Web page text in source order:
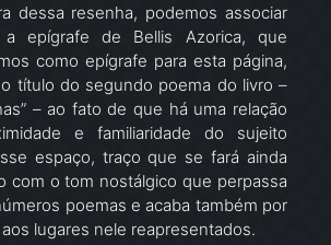
dessa resenha, podemos associar
epígrafe de Bellis Azorica, que
como epígrafe para esta página,
título do segundo poema do livro –
– ao fato de que há uma relação
e familiaridade do sujeito
espaço, traço que se fará ainda
com o tom nostálgico que perpassa
poemas e acaba também por
lugares nele reapresentados.